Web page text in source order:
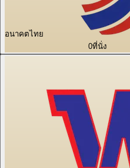
อนาคตไทย
0ที่นั่ง